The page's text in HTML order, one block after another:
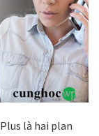
là hai plan